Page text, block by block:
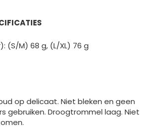
(S/M) 68 g, (L/XL) 76 g
op delicaat. Niet bleken en geen
gebruiken. Droogtrommel laag. Niet